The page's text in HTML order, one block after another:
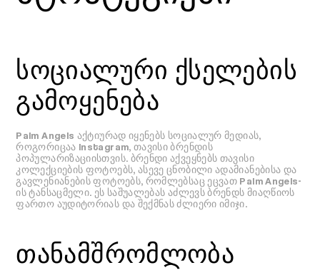
სოციალური ქსელების
გამოყენება
Palm Angels აქტიურად იყენებს სოციალურ მედიას,
როგორიცაა Instagram, თავისი ბრენდის
პოპულარიზაციისთვის. ბრენდი აქვეყნებს თავისი
კოლექციების ფოტოებს, ასევე ცნობილი ადამიანებისა და
გავლენიანების ფოტოებს, რომლებსაც ეცვათ Palm Angels-
ის ტანსაცმელი. ეს საშუალებას აძლევს ბრენდს მიაღწიოს
ფართო აუდიტორიას და შექმნას ძლიერი იმიჯი.
თანამშრომლობა